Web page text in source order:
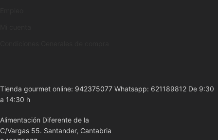
Tienda gourmet online: 942375077 Whatsapp: 621189812 De 9:30
a 14:30 h
Alimentación Diferente de la
C/Vargas 55. Santander, Cantabria